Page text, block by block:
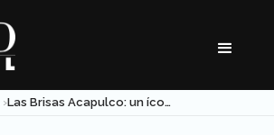
Las Brisas Acapulco: un ícono de la hospitalidad